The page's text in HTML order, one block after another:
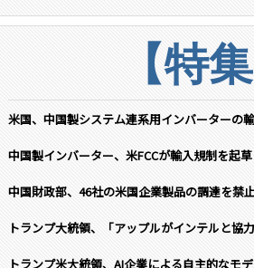
【特
米国、中国製システム連系用インバーターの
中国製インバーター、米FCCが輸入規制を起
中国財政部、46社の米国企業製品の調達を禁
トランプ大統領、「アップルがインテルと協
トランプ米大統領、AI企業による自主的なモ